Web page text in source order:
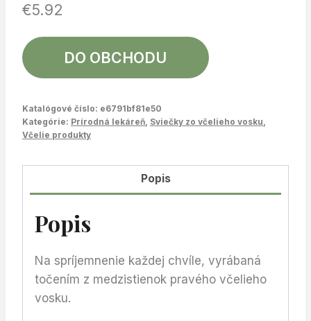
€5.92
DO OBCHODU
Katalógové číslo: e6791bf81e50
Kategórie: Prírodná lekáreň Sviečky zo včelieho vosku
Včelie produkty
Popis
Popis
Na spríjemnenie každej chvíle, vyrábaná
točením z medzistienok pravého včelieho
vosku.